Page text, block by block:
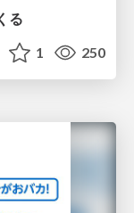
る
1 250